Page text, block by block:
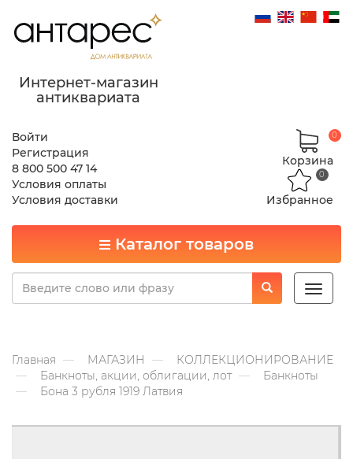
Интернет-магазин
антиквариата
Войти
Регистрация
8 800 500 47 14
Условия оплаты
Условия доставки
Корзина
0
Избранное
0
Каталог товаров
Toggle
Главная МАГАЗИН
КОЛЛЕКЦИОНИРОВАНИЕ
Банкноты, акции, облигации, лот
Банкноты
Бона 3 рубля 1919 Латвия